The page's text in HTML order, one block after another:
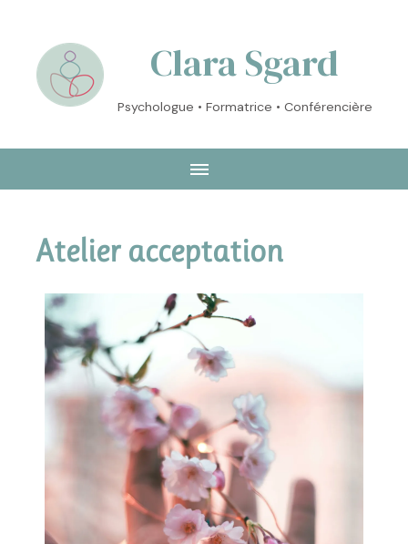
Clara Sgard
Psychologue • Formatrice • Conférencière
Atelier acceptation